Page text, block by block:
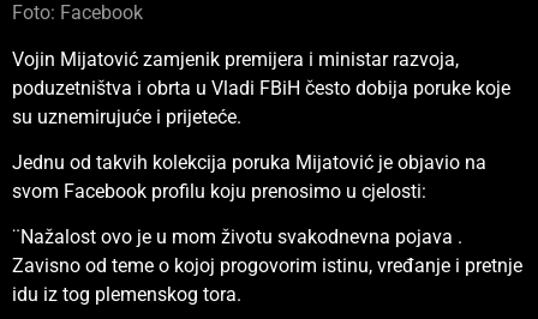
Foto: Facebook
Vojin Mijatović zamjenik premijera i ministar razvoja,
poduzetništva i obrta u Vladi FBiH često dobija poruke koje
su uznemirujuće i prijeteće.
Jednu od takvih kolekcija poruka Mijatović je objavio na
svom Facebook profilu koju prenosimo u cjelosti:
¨Nažalost ovo je u mom životu svakodnevna pojava .
Zavisno od teme o kojoj progovorim istinu, vređanje i pretnje
idu iz tog plemenskog tora.